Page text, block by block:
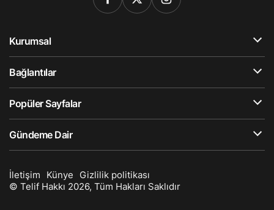
Kurumsal
Bağlantılar
Popüler Sayfalar
Gündeme Dair
İletişim Künye
Gizlilik politikası
© Telif Hakkı 2026, Tüm Hakları Saklıdır